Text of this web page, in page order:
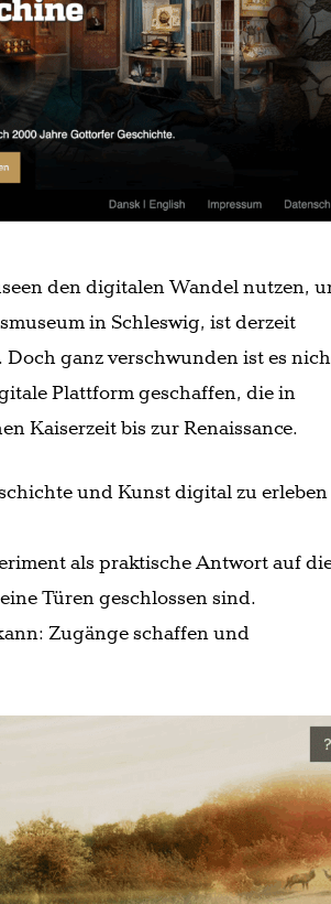
den digitalen Wandel nutzen,
in Schleswig, ist derzeit
ganz verschwunden ist es
Plattform geschaffen, die in
Kaiserzeit bis zur Renaissance.
und Kunst digital zu
als praktische Antwort auf
Türen geschlossen sind.
Zugänge schaffen und